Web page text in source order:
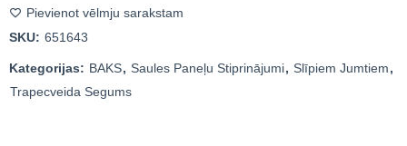
Pievienot vēlmju sarakstam
SKU: 651643
Kategorijas: BAKS, Saules Paneļu Stiprinājumi, Slīpiem Jumtiem,
Trapecveida Segums